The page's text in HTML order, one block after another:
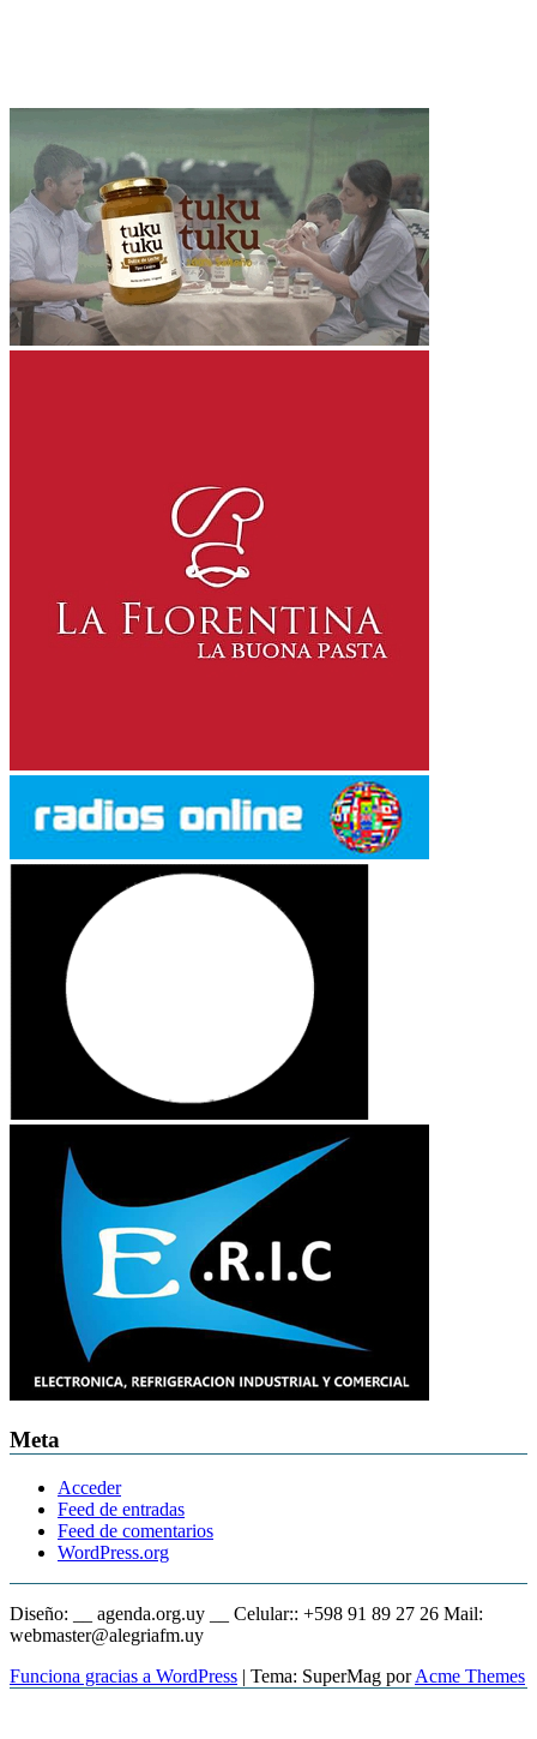
Meta
Acceder
Feed de entradas
Feed de comentarios
WordPress.org
Diseño: __ agenda.org.uy __ Celular:: +598 91 89 27 26 Mail:
webmaster@alegriafm.uy
Funciona gracias a WordPress | Tema: SuperMag porAcme Themes